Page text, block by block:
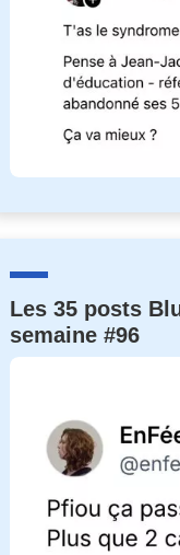
Les 35 posts
semaine #96